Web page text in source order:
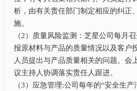
析，由有关责任部门制定相应的纠正
施。
（2）质量风险监测：芝星公司每月
报原材料与产品的质量情况以及客户
人员提出与产品质量相关的问题。会
议主持人协调落实责任人跟进。
（3）应急管理:公司每年的“安全生